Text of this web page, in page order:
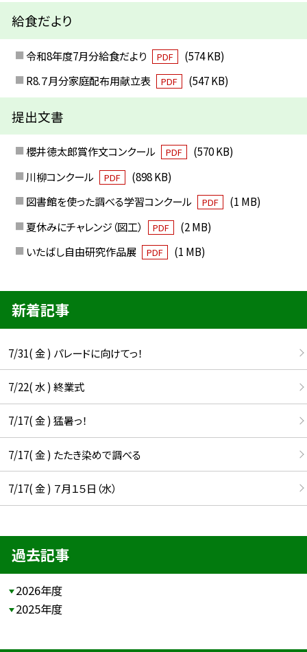
給食だより
令和8年度7月分給食だより PDF
(574 KB)
R8.７月分家庭配布用献立表
PDF (547 KB)
提出文書
櫻井徳太郎賞作文コンクール PDF
(570 KB)
川柳コンクール
PDF
(898 KB)
図書館を使った調べる学習コンクール
PDF
(1 MB)
夏休みにチャレンジ（図工）
PDF
(2 MB)
いたばし自由研究作品展
PDF (1 MB)
新着記事
7/31( 金 ) パレードに向けてっ！
7/22( 水 ) 終業式
7/17( 金 ) 猛暑っ！
7/17( 金 ) たたき染めで調べる
7/17( 金 ) ７月１５日（水）
過去記事
2026年度
2025年度